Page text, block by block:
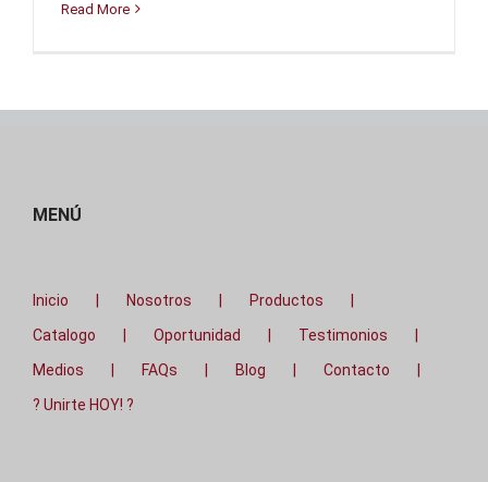
Read More
MENÚ
Inicio Nosotros
Productos
Catalogo
Oportunidad
Testimonios
Medios
FAQs Blog
Contacto
? Unirte HOY! ?